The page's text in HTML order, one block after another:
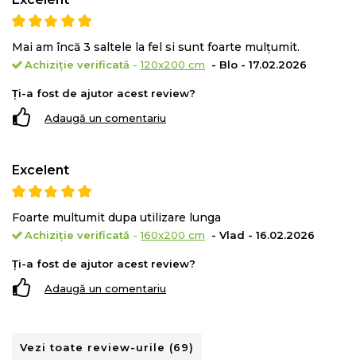
Husa permite o aerisire premanenta datorita tesaturii
Dual confort!
Mai am încă 3 saltele la fel si sunt foarte mulțumit.
Achiziție verificată -120x200 cm - Blo - 17.02.2026
Ți-a fost de ajutor acest review?
Adaugă un comentariu
Excelent
Foarte multumit dupa utilizare lunga
Achiziție verificată -160x200 cm - Vlad - 16.02.2026
Ți-a fost de ajutor acest review?
Adaugă un comentariu
Vezi toate review-urile (69)